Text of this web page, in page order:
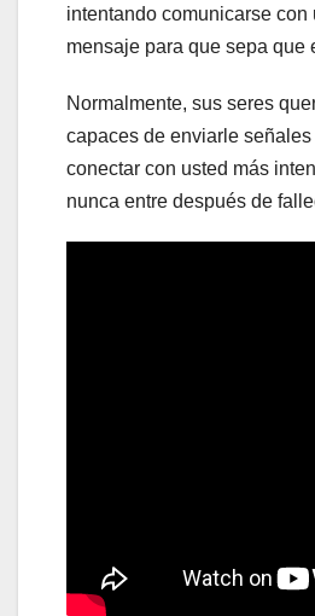
intentando comunicarse con
mensaje para que sepa que
Normalmente, sus seres
capaces de enviarle
conectar con usted más
nunca entre después de